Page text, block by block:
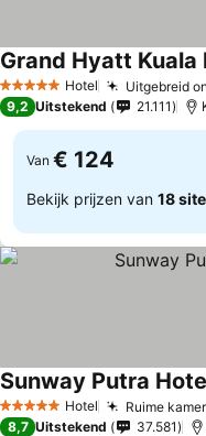
5 Sterren Hotel Uitgebreid
Grand Hyatt Kuala
9,2 Uitstekend 21.111
Van € 124
Bekijk prijzen van 18
5 Sterren Hotel Ruime
Sunway Putra
8,7 Uitstekend 37.581